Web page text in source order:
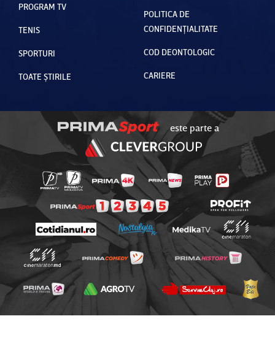
PROGRAM TV
TENIS
SPORTURI
TOATE ȘTIRILE
POLITICA DE
CONFIDENȚIALITATE
COD DEONTOLOGIC
CARIERE
este parte a